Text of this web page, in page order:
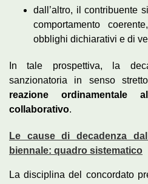
dall’altro, il contribuente
comportamento
obblighi dichiarativi e di
In tale prospettiva, la
sanzionatoria in senso
reazione
collaborativo.
Le cause di decadenza
biennale: quadro sistematico
La disciplina del concordato